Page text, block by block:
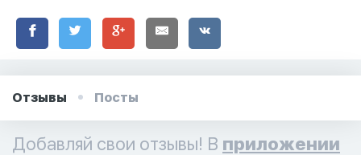
Отзывы Посты
Добавляй свои отзывы! В приложении